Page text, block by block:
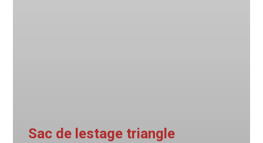
Sac de lestage triangle